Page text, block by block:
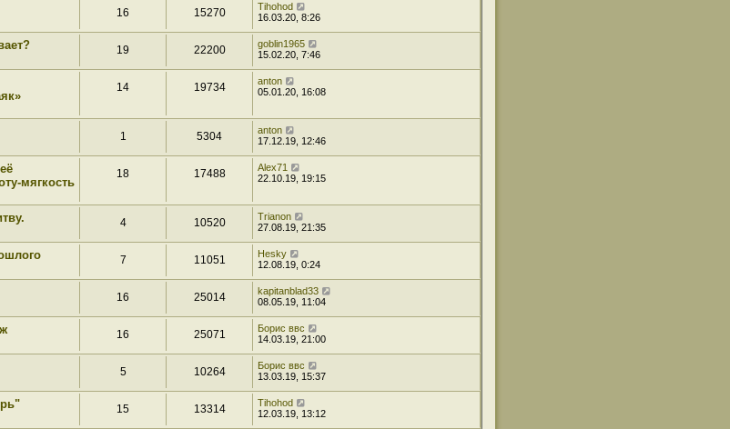
16 15270
Tihohod
16.03.20, 8:26
19 22200
goblin1965
15.02.20, 7:46
14 19734
anton
05.01.20, 16:08
1 5304
anton
17.12.19, 12:46
мягкость
18 17488
Alex71
22.10.19, 19:15
4 10520
Trianon
27.08.19, 21:35
7 11051
Hesky
12.08.19, 0:24
16 25014
kapitanblad33
08.05.19, 11:04
16 25071
Борис ввс
14.03.19, 21:00
5 10264
Борис ввс
13.03.19, 15:37
15 13314
Tihohod
12.03.19, 13:12